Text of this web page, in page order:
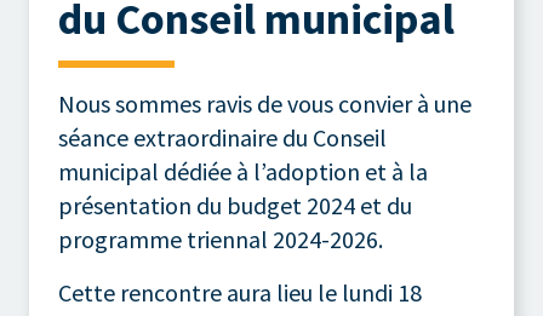
du Conseil municipal
Nous sommes ravis de vous convier à une
séance extraordinaire du Conseil
municipal dédiée à l’adoption et à la
présentation du budget 2024 et du
programme triennal 2024-2026.
Cette rencontre aura lieu le lundi 18